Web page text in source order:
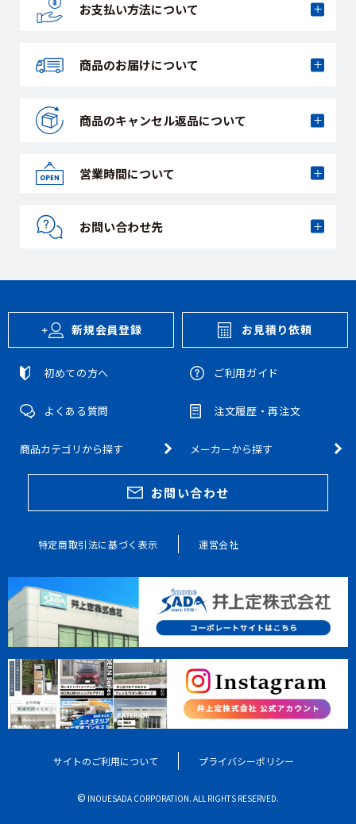
お支払い方法について
商品のお届けについて
商品のキャンセル返品について
営業時間について
お問い合わせ先
新規会員登録 お見積り依頼
初めての方へ ご利用ガイド
よくある質問 注文履歴・再注文
商品カテゴリから探す メーカーから探す
お問い合わせ
特定商取引法に基づく表示 運営会社
サイトのご利用について プライバシーポリシー
© INOUESADA CORPORATION. ALL RIGHTS RESERVED.